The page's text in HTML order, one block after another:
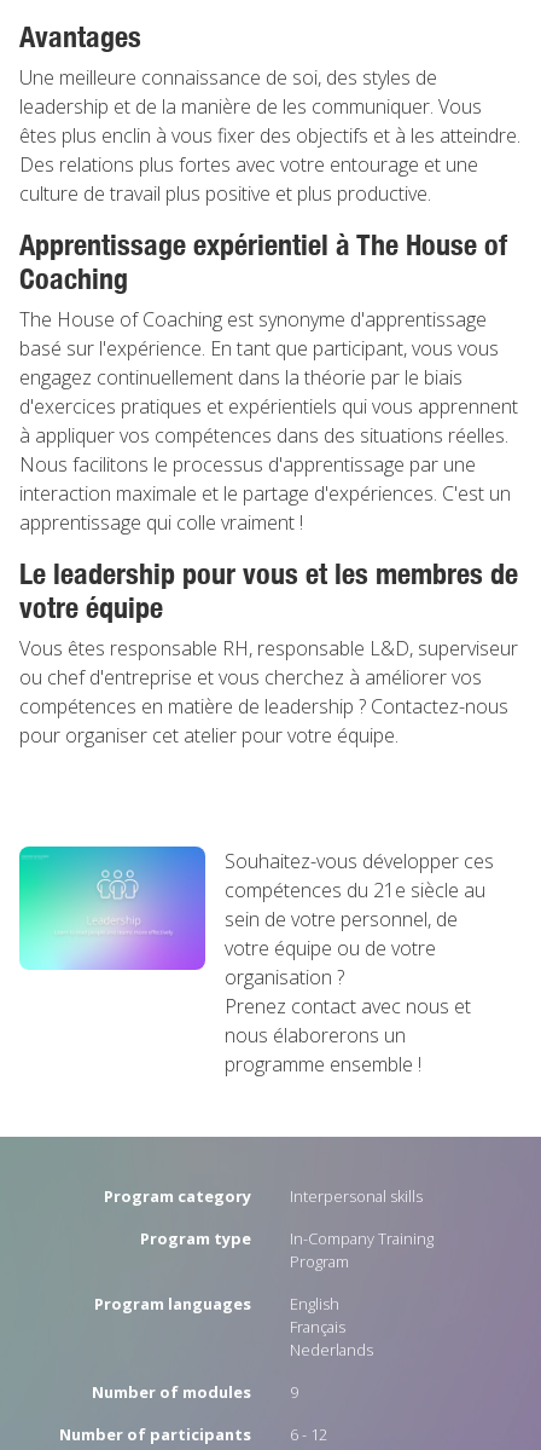
Avantages
Une meilleure connaissance de soi, des styles de
leadership et de la manière de les communiquer. Vous
êtes plus enclin à vous fixer des objectifs et à les atteindre.
Des relations plus fortes avec votre entourage et une
culture de travail plus positive et plus productive.
Apprentissage expérientiel à The House of
Coaching
The House of Coaching est synonyme d'apprentissage
basé sur l'expérience. En tant que participant, vous vous
engagez continuellement dans la théorie par le biais
d'exercices pratiques et expérientiels qui vous apprennent
à appliquer vos compétences dans des situations réelles.
Nous facilitons le processus d'apprentissage par une
interaction maximale et le partage d'expériences. C'est un
apprentissage qui colle vraiment !
Le leadership pour vous et les membres de
votre équipe
Vous êtes responsable RH, responsable L&D, superviseur
ou chef d'entreprise et vous cherchez à améliorer vos
compétences en matière de leadership ? Contactez-nous
pour organiser cet atelier pour votre équipe.
Souhaitez-vous développer ces
compétences du 21e siècle au
sein de votre personnel, de
votre équipe ou de votre
organisation ?
Prenez contact avec nous et
nous élaborerons un
programme ensemble !
Program category
Interpersonal skills
Program type
In-Company Training
Program
Program languages
English
Français
Nederlands
Number of modules
9
Number of participants
6 - 12